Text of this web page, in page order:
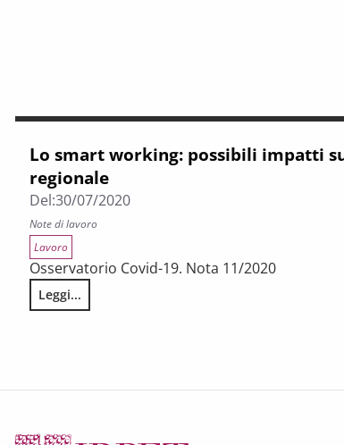
Lo smart working: possibili impatti
regionale
Del:30/07/2020
Note di lavoro
Lavoro
Osservatorio Covid-19. Nota 11/2020
Leggi...
Lo smart working: possibili impatti sul sistema